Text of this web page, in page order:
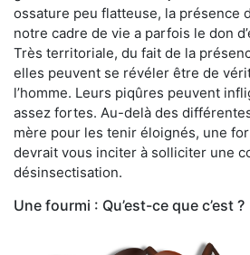
ossature peu flatteuse, la présence
notre cadre de vie a parfois le don
Très territoriale, du fait de la
elles peuvent se révéler être de
l’homme. Leurs piqûres peuvent
assez fortes. Au-delà des
mère pour les tenir éloignés, une
devrait vous inciter à solliciter une
désinsectisation.
Une fourmi : Qu’est-ce que c’est ?